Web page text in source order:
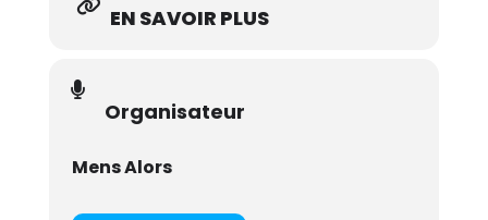
EN SAVOIR PLUS
Organisateur
Mens Alors